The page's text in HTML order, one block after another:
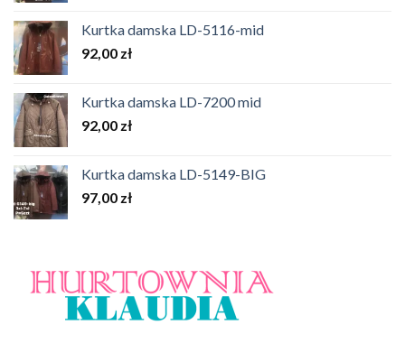
Kurtka damska LD-5116-mid
92,00 zł
Kurtka damska LD-7200 mid
92,00 zł
Kurtka damska LD-5149-BIG
97,00 zł